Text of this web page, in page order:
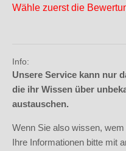
Wähle zuerst die
Info:
Unsere Service kann nur
die ihr Wissen über
austauschen.
Wenn Sie also wissen,
Ihre Informationen bitte mit